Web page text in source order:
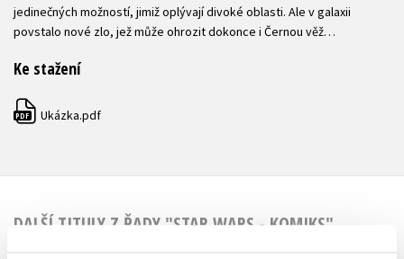
jedinečných možností, jimiž oplývají divoké oblasti. Ale v galaxii
povstalo nové zlo, jež může ohrozit dokonce i Černou věž…
Ke stažení
PDF Ukázka.pdf
DALŠÍ TITULY Z ŘADY "STAR WARS - KOMIKS"